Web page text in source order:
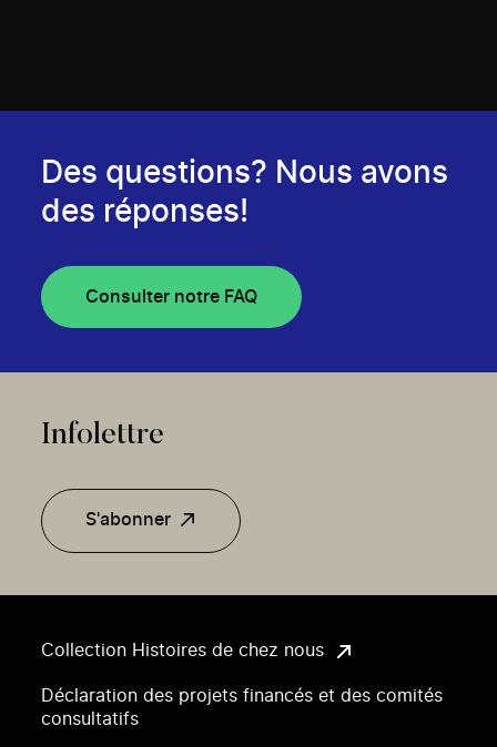
Collection Histoires de chez nous
Déclaration des projets financés et des comités
consultatifs
Des questions? Nous avons
des réponses!
Consulter notre FAQ
Infolettre
S'abonner